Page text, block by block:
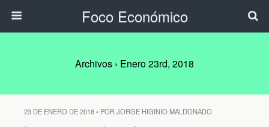
Foco Económico
Archivos › Enero 23rd, 2018
23 DE ENERO DE 2018 • POR JORGE HIGINIO MALDONADO